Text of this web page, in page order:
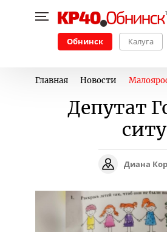
Обнинск Калуга
Главная Новости
Депутат
Диана